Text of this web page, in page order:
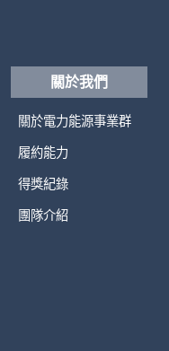
關於我們
關於電力能源事業群
履約能力
得獎紀錄
團隊介紹